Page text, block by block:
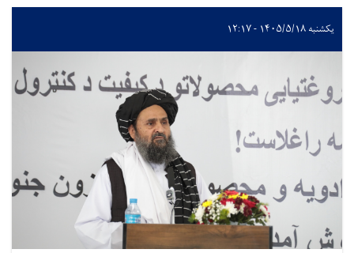
یکشنبه ۱۴۰۵/۵/۱۸ - ۱۲:۱۷